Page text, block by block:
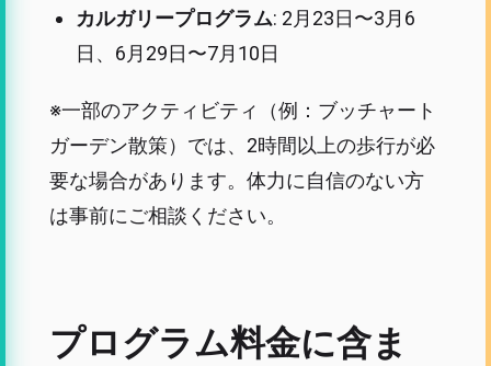
カルガリープログラム: 2月23日〜3月6
日、6月29日〜7月10日
※一部のアクティビティ（例：ブッチャート
ガーデン散策）では、2時間以上の歩行が必
要な場合があります。体力に自信のない方
は事前にご相談ください。
プログラム料金に含ま